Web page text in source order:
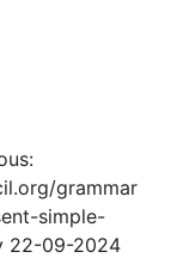
quen
động
để chỉ
grammar
simple-
22-09-2024